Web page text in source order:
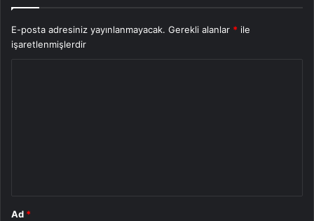
E-posta adresiniz yayınlanmayacak. Gerekli alanlar * ile
işaretlenmişlerdir
Ad *